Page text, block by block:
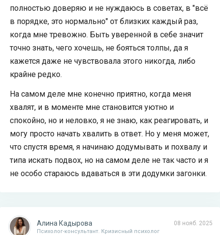
полностью доверяю и не нуждаюсь в советах, в "всё
в порядке, это нормально" от близких каждый раз,
когда мне тревожно. Быть уверенной в себе значит
точно знать, чего хочешь, не бояться толпы, да я
кажется даже не чувствовала этого никогда, либо
крайне редко.
На самом деле мне конечно приятно, когда меня
хвалят, и в моменте мне становится уютно и
спокойно, но и неловко, я не знаю, как реагировать, и
могу просто начать хвалить в ответ. Но у меня может,
что спустя время, я начинаю додумывать и похвалу и
типа искать подвох, но на самом деле не так часто и я
не особо стараюсь вдаваться в эти додумки загонки.
08 нояб. 2025
Алина Кадырова
Психолог-консультант. Кризисный психолог